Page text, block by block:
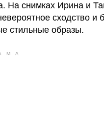
На снимках Ирина и
сходство и
стильные образы.